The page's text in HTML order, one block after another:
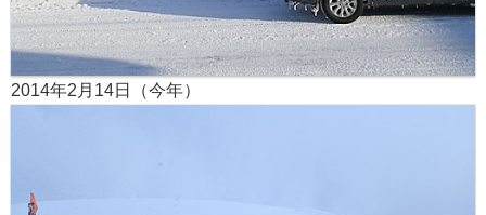
2014年2月14日（今年）